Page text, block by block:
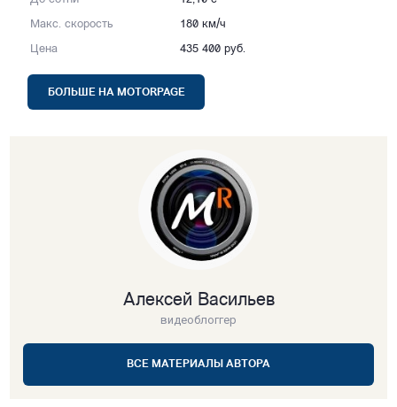
Макс. скорость 180 км/ч
Цена 435 400 руб.
БОЛЬШЕ НА MOTORPAGE
Алексей Васильев
видеоблоггер
ВСЕ МАТЕРИАЛЫ АВТОРА